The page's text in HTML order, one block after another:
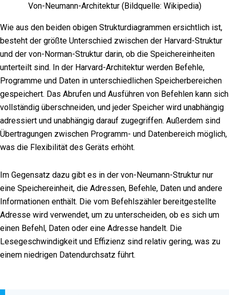
Von-Neumann-Architektur (Bildquelle: Wikipedia)
Wie aus den beiden obigen Strukturdiagrammen ersichtlich ist,
besteht der größte Unterschied zwischen der Harvard-Struktur
und der von-Norman-Struktur darin, ob die Speichereinheiten
unterteilt sind. In der Harvard-Architektur werden Befehle,
Programme und Daten in unterschiedlichen Speicherbereichen
gespeichert. Das Abrufen und Ausführen von Befehlen kann sich
vollständig überschneiden, und jeder Speicher wird unabhängig
adressiert und unabhängig darauf zugegriffen. Außerdem sind
Übertragungen zwischen Programm- und Datenbereich möglich,
was die Flexibilität des Geräts erhöht.
Im Gegensatz dazu gibt es in der von-Neumann-Struktur nur
eine Speichereinheit, die Adressen, Befehle, Daten und andere
Informationen enthält. Die vom Befehlszähler bereitgestellte
Adresse wird verwendet, um zu unterscheiden, ob es sich um
einen Befehl, Daten oder eine Adresse handelt. Die
Lesegeschwindigkeit und Effizienz sind relativ gering, was zu
einem niedrigen Datendurchsatz führt.